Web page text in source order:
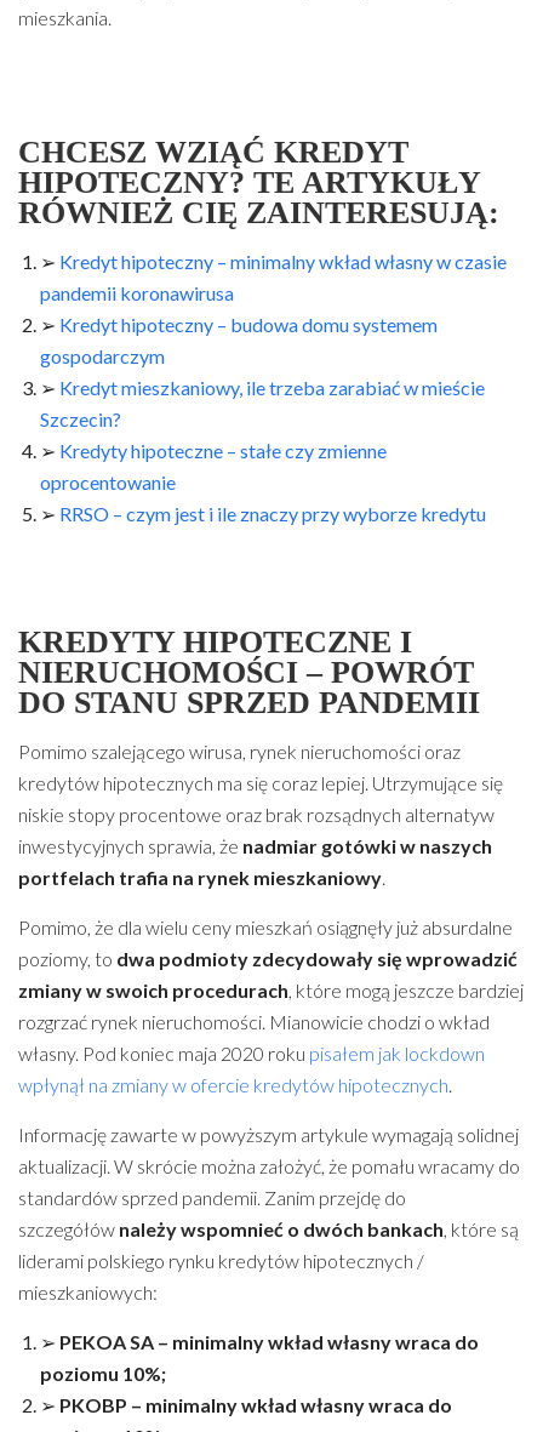
mieszkania.
CHCESZ WZIĄĆ KREDYT
HIPOTECZNY? TE ARTYKUŁY
RÓWNIEŻ CIĘ ZAINTERESUJĄ:
➢ Kredyt hipoteczny – minimalny wkład własny w czasie
pandemii koronawirusa
➢ Kredyt hipoteczny – budowa domu systemem
gospodarczym
➢ Kredyt mieszkaniowy, ile trzeba zarabiać w mieście
Szczecin?
➢ Kredyty hipoteczne – stałe czy zmienne
oprocentowanie
➢ RRSO – czym jest i ile znaczy przy wyborze kredytu
KREDYTY HIPOTECZNE I
NIERUCHOMOŚCI – POWRÓT
DO STANU SPRZED PANDEMII
Pomimo szalejącego wirusa, rynek nieruchomości oraz
kredytów hipotecznych ma się coraz lepiej. Utrzymujące się
niskie stopy procentowe oraz brak rozsądnych alternatyw
inwestycyjnych sprawia, że nadmiar gotówki w naszych
portfelach trafia na rynek mieszkaniowy.
Pomimo, że dla wielu ceny mieszkań osiągnęły już absurdalne
poziomy, to dwa podmioty zdecydowały się wprowadzić
zmiany w swoich procedurach, które mogą jeszcze bardziej
rozgrzać rynek nieruchomości. Mianowicie chodzi o wkład
własny. Pod koniec maja 2020 roku pisałem jak lockdown
wpłynął na zmiany w ofercie kredytów hipotecznych.
Informację zawarte w powyższym artykule wymagają solidnej
aktualizacji. W skrócie można założyć, że pomału wracamy do
standardów sprzed pandemii. Zanim przejdę do
szczegółów należy wspomnieć o dwóch bankach, które są
liderami polskiego rynku kredytów hipotecznych /
mieszkaniowych:
➢ PEKOA SA – minimalny wkład własny wraca do
poziomu 10%;
➢ PKOBP – minimalny wkład własny wraca do